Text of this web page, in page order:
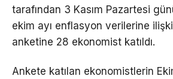
tarafından 3 Kasım Pazartesi
ekim ayı enflasyon verilerine
anketine 28 ekonomist katıldı.
Ankete katılan ekonomistlerin